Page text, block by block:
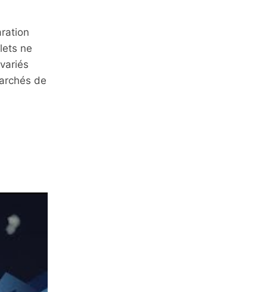
ne
de